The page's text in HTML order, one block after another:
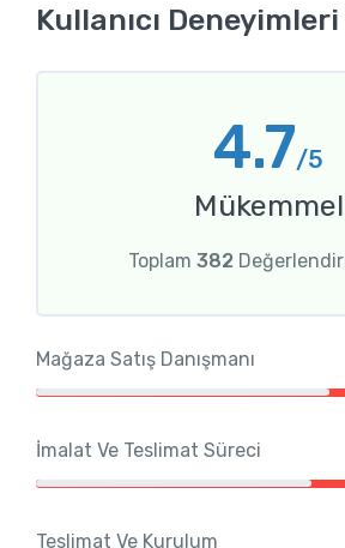
Kullanıcı
4.7/5
Mükemmel
Toplam 382
Mağaza Satış Danışmanı
İmalat Ve Teslimat Süreci
Teslimat Ve Kurulum